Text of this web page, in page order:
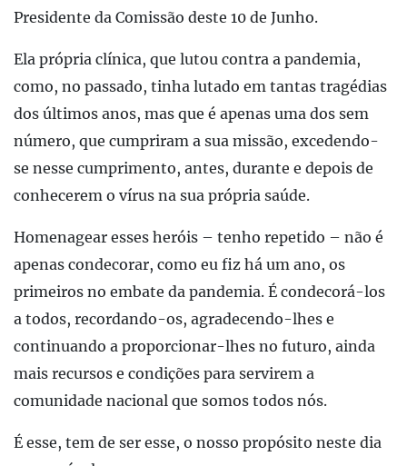
Presidente da Comissão deste 10 de Junho.
Ela própria clínica, que lutou contra a pandemia,
como, no passado, tinha lutado em tantas tragédias
dos últimos anos, mas que é apenas uma dos sem
número, que cumpriram a sua missão, excedendo-
se nesse cumprimento, antes, durante e depois de
conhecerem o vírus na sua própria saúde.
Homenagear esses heróis – tenho repetido – não é
apenas condecorar, como eu fiz há um ano, os
primeiros no embate da pandemia. É condecorá-los
a todos, recordando-os, agradecendo-lhes e
continuando a proporcionar-lhes no futuro, ainda
mais recursos e condições para servirem a
comunidade nacional que somos todos nós.
É esse, tem de ser esse, o nosso propósito neste dia